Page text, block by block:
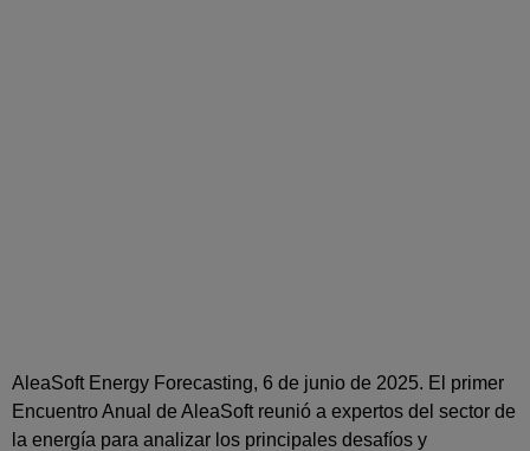
AleaSoft Energy Forecasting, 6 de junio de 2025. El primer
Encuentro Anual de AleaSoft reunió a expertos del sector de
la energía para analizar los principales desafíos y